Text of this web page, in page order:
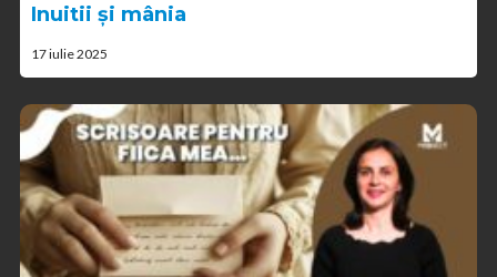
Inuitii și mânia
17 iulie 2025